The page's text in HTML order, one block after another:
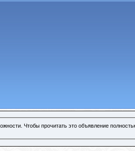
Чтобы прочитать это объявление